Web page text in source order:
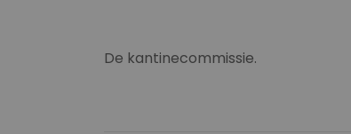
De kantinecommissie.